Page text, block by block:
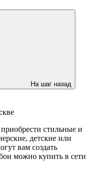
На шаг назад
стильные и
детские или
вам создать
можно купить в сети